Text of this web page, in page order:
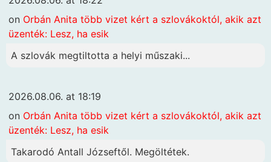
on Orbán Anita több vizet kért a szlovákoktól, akik azt
üzenték: Lesz, ha esik
A szlovák megtiltotta a helyi műszaki...
2026.08.06. at 18:19
on Orbán Anita több vizet kért a szlovákoktól, akik azt
üzenték: Lesz, ha esik
Takarodó Antall Józseftől. Megöltétek.